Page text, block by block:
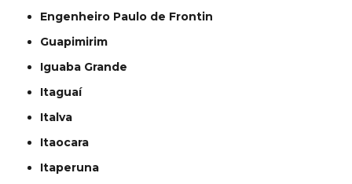
Engenheiro Paulo de Frontin
Guapimirim
Iguaba Grande
Itaguaí
Italva
Itaocara
Itaperuna